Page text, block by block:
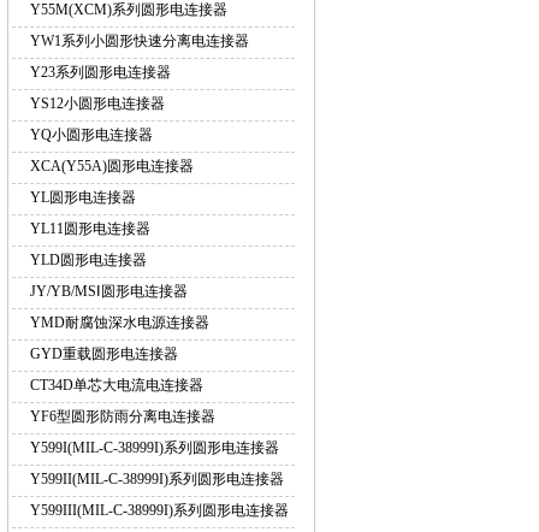
Y55M(XCM)系列圆形电连接器
YW1系列小圆形快速分离电连接器
Y23系列圆形电连接器
YS12小圆形电连接器
YQ小圆形电连接器
XCA(Y55A)圆形电连接器
YL圆形电连接器
YL11圆形电连接器
YLD圆形电连接器
JY/YB/MSⅠ圆形电连接器
YMD耐腐蚀深水电源连接器
GYD重载圆形电连接器
CT34D单芯大电流电连接器
YF6型圆形防雨分离电连接器
Y599I(MIL-C-38999I)系列圆形电连接器
Y599II(MIL-C-38999I)系列圆形电连接器
Y599III(MIL-C-38999I)系列圆形电连接器